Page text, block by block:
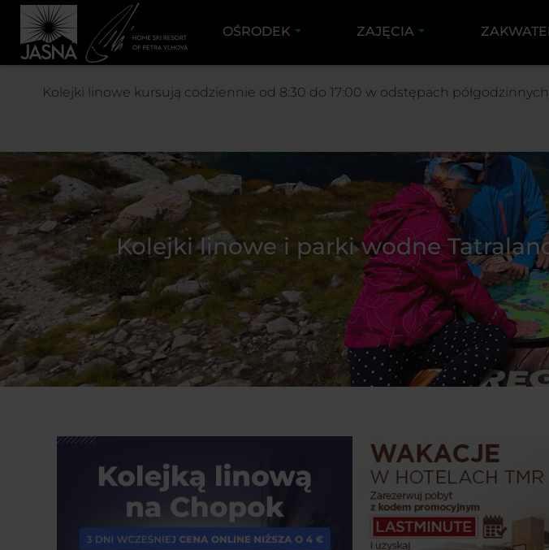
OŚRODEK ZAJĘCIA
Kolejki linowe i parki wodne
Kolejki linowe kursują codziennie od 8:30 do 17:00 w odstępach